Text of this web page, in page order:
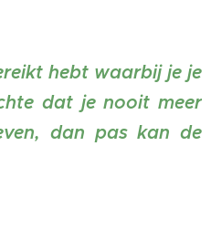
hebt waarbij je je
dat je nooit meer
dan pas kan de